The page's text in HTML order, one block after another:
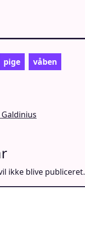
pige våben
ikke blive publiceret.